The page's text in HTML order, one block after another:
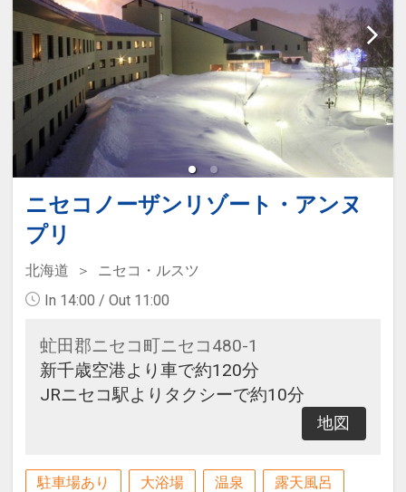
ニセコノーザンリゾート・アンヌ
プリ
北海道
ニセコ・ルスツ
In 14:00 / Out 11:00
虻田郡ニセコ町ニセコ480-1
新千歳空港より車で約120分
JRニセコ駅よりタクシーで約10分
地図
駐車場あり 大浴場 温泉 露天風呂